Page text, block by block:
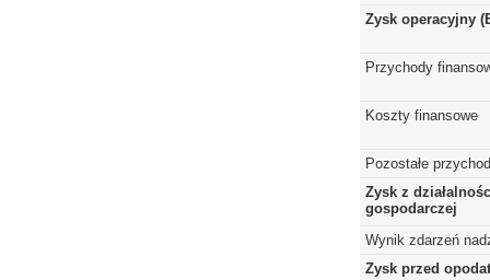
Zysk operacyjny
Przychody
Koszty finansowe
Pozostałe
Zysk z
gospodarczej
Wynik zdarzeń
Zysk przed